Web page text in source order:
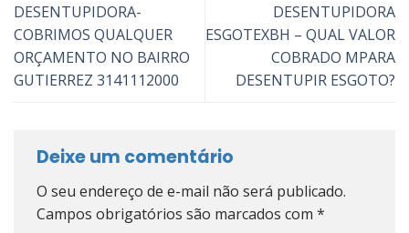
DESENTUPIDORA-
COBRIMOS QUALQUER
ORÇAMENTO NO BAIRRO
GUTIERREZ 3141112000
DESENTUPIDORA
ESGOTEXBH – QUAL VALOR
COBRADO MPARA
DESENTUPIR ESGOTO?
Deixe um comentário
O seu endereço de e-mail não será publicado.
Campos obrigatórios são marcados com *